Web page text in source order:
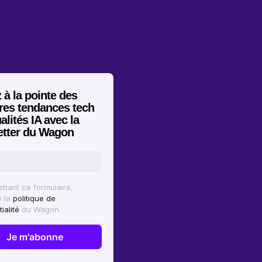
à la pointe des
tendances tech
IA avec la
du Wagon
ce formulaire,
la politique de
du Wagon.